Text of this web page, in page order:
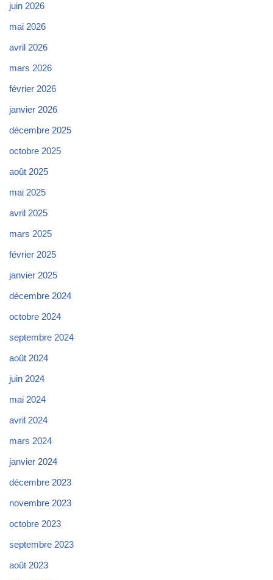
juin 2026
mai 2026
avril 2026
mars 2026
février 2026
janvier 2026
décembre 2025
octobre 2025
août 2025
mai 2025
avril 2025
mars 2025
février 2025
janvier 2025
décembre 2024
octobre 2024
septembre 2024
août 2024
juin 2024
mai 2024
avril 2024
mars 2024
janvier 2024
décembre 2023
novembre 2023
octobre 2023
septembre 2023
août 2023